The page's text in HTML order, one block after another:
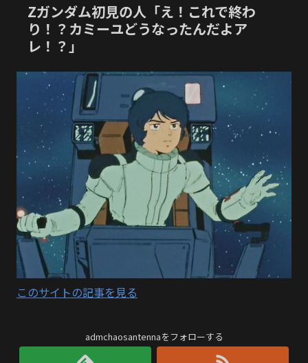
Zガンダム初見の人「え！これで終わ
り！？カミーユどうなったんだよア
レ！？」
このサイトの記事を見る
admchaosantennaをフォローする